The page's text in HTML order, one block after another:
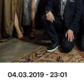
04.03.2019 - 23:01